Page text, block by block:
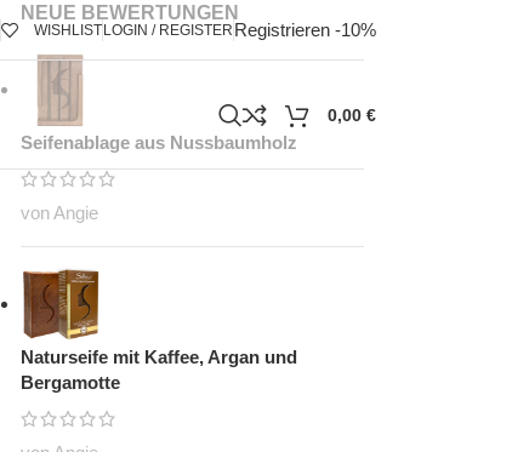
WISHLISTLOGIN / REGISTER Registrieren -10%
0,00 €
NEUE BEWERTUNGEN
Seifenablage aus Nussbaumholz
von Angie
Naturseife mit Kaffee, Argan und
Bergamotte